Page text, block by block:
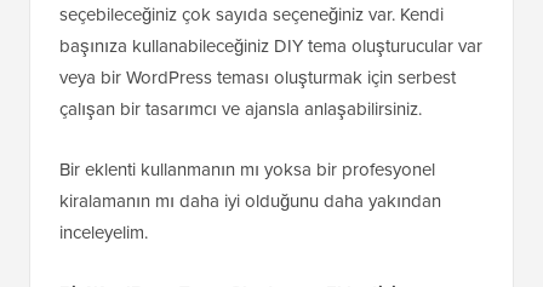
seçebileceğiniz çok sayıda seçeneğiniz var. Kendi
başınıza kullanabileceğiniz DIY tema oluşturucular var
veya bir WordPress teması oluşturmak için serbest
çalışan bir tasarımcı ve ajansla anlaşabilirsiniz.
Bir eklenti kullanmanın mı yoksa bir profesyonel
kiralamanın mı daha iyi olduğunu daha yakından
inceleyelim.